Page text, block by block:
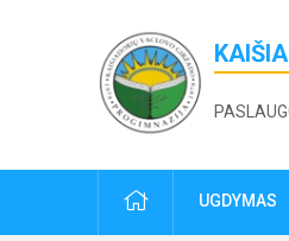
PRADŽIAUGDYMAS